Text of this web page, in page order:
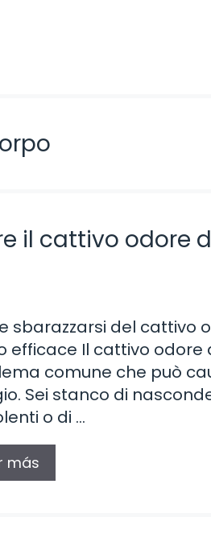
il cattivo odore
sbarazzarsi del cattivo
efficace Il cattivo odore
comune che può
Sei stanco di
o di …
más